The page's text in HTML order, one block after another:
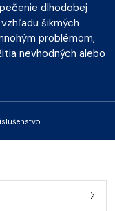
dlhodobej
šikmých
problémom,
nevhodných alebo